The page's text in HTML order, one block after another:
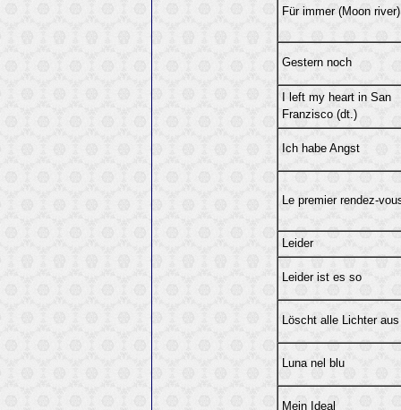
Für immer (Moon river)
Gestern noch
I left my heart in San
Franzisco (dt.)
Ich habe Angst
Le premier rendez-
Leider
Leider ist es so
Löscht alle Lichter aus
Luna nel blu
Mein Ideal